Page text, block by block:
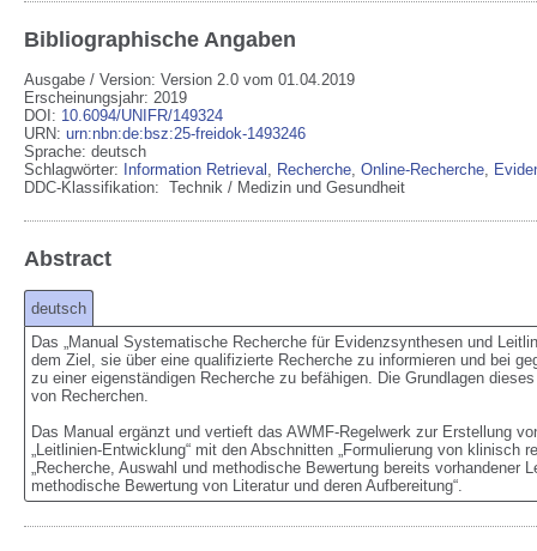
Bibliographische Angaben
Ausgabe / Version: Version 2.0 vom 01.04.2019
Erscheinungsjahr: 2019
DOI : 10.6094/UNIFR/149324
URN: urn:nbn:de:bsz:25-freidok-1493246
Sprache: deutsch
Schlagwörter:
Information Retrieval , Recherche, Online-Recherche,
DDC-Klassifikation: Technik / Medizin und Gesundheit
Abstract
deutsch
Das „Manual Systematische Recherche für Evidenzsynthesen und
dem Ziel, sie über eine qualifizierte Recherche zu informieren und bei
zu einer eigenständigen Recherche zu befähigen. Die Grundlagen
von Recherchen.
Das Manual ergänzt und vertieft das AWMF-Regelwerk zur Erstellung
„Leitlinien-Entwicklung“ mit den Abschnitten „Formulierung von klinisch
„Recherche, Auswahl und methodische Bewertung bereits vorhandener
methodische Bewertung von Literatur und deren Aufbereitung“.